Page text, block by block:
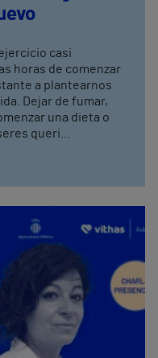
casi
horas de comenzar
a plantearnos
Dejar de fumar,
una dieta o
queri...